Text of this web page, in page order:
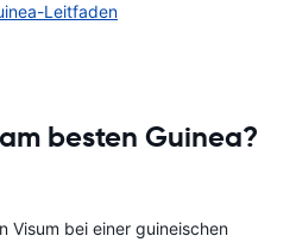
Leitfaden
besten Guinea?
Visum bei einer guineischen